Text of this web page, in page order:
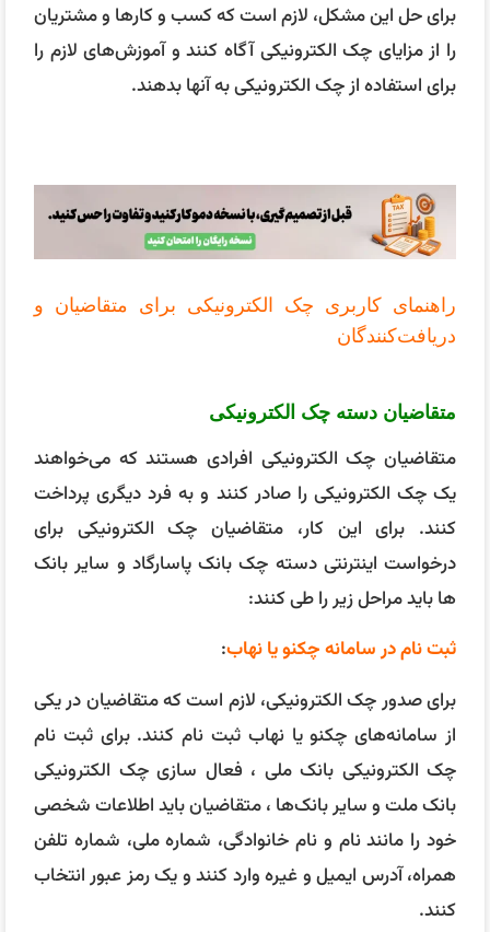
برای حل این مشکل، لازم است که کسب و کارها و مشتریان
را از مزایای چک الکترونیکی آگاه کنند و آموزش‌های لازم را
برای استفاده از چک الکترونیکی به آنها بدهند.
راهنمای کاربری چک الکترونیکی برای متقاضیان و
دریافت‌کنندگان
متقاضیان دسته چک الکترونیکی
متقاضیان چک الکترونیکی افرادی هستند که می‌خواهند
یک چک الکترونیکی را صادر کنند و به فرد دیگری پرداخت
کنند. برای این کار، متقاضیان چک الکترونیکی برای
درخواست اینترنتی دسته چک بانک پاسارگاد و سایر بانک
ها باید مراحل زیر را طی کنند:
ثبت نام در سامانه چکنو یا نهاب:
برای صدور چک الکترونیکی، لازم است که متقاضیان در یکی
از سامانه‌های چکنو یا نهاب ثبت نام کنند. برای ثبت نام
چک الکترونیکی بانک ملی ، فعال سازی چک الکترونیکی
بانک ملت و سایر بانک‌ها ، متقاضیان باید اطلاعات شخصی
خود را مانند نام و نام خانوادگی، شماره ملی، شماره تلفن
همراه، آدرس ایمیل و غیره وارد کنند و یک رمز عبور انتخاب
کنند.